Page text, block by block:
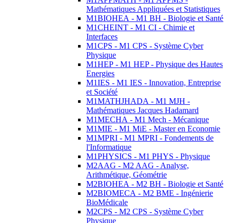
Mathématiques Appliquées et Statistiques
M1BIOHEA - M1 BH - Biologie et Santé
M1CHEINT - M1 CI - Chimie et
Interfaces
M1CPS - M1 CPS - Système Cyber
Physique
M1HEP - M1 HEP - Physique des Hautes
Energies
M1IES - M1 IES - Innovation, Entreprise
et Société
M1MATHJHADA - M1 MJH -
Mathématiques Jacques Hadamard
M1MECHA - M1 Mech - Mécanique
M1MIE - M1 MiE - Master en Economie
M1MPRI - M1 MPRI - Fondements de
l'Informatique
M1PHYSICS - M1 PHYS - Physique
M2AAG - M2 AAG - Analyse,
Arithmétique, Géométrie
M2BIOHEA - M2 BH - Biologie et Santé
M2BIOMECA - M2 BME - Ingénierie
BioMédicale
M2CPS - M2 CPS - Système Cyber
Physique